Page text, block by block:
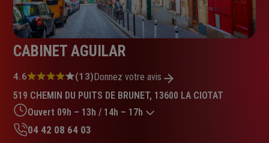
CABINET AGUILAR
Note
4.6
sur
5
étoiles
4.6 (13)Donnez votre avis
519 CHEMIN DU PUITS DE BRUNET, 13600 LA CIOTAT
Ouvert 09h – 13h / 14h – 17h
04 42 08 64 03